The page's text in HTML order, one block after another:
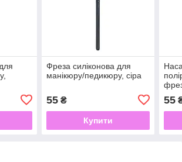
Фреза силіконова для
манікюру/педикюру, сіра
55₴
Купити
55